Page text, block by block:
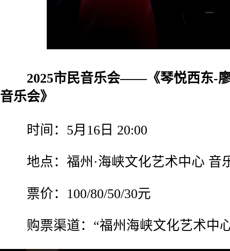
2025市民音乐会——《琴悦西东-廖
音乐会》
时间：5月16日 20:00
地点：福州·海峡文化艺术中心 音
票价：100/80/50/30元
购票渠道：“福州海峡文化艺术中